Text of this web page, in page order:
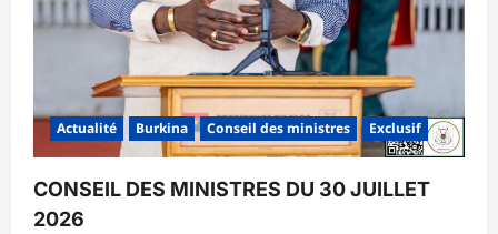
Actualité Burkina Conseil des ministres Exclusif
CONSEIL DES MINISTRES DU 30 JUILLET
2026